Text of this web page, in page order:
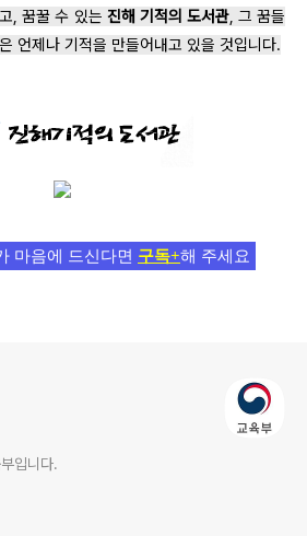
, 꿈꿀 수 있는 진해 기적의 도서관, 그 꿈들
언제나 기적을 만들어내고 있을 것입니다.
마음에 드신다면 구독+해 주세요
입니다.